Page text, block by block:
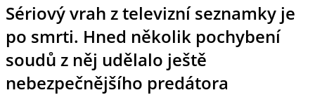
Sériový vrah z televizní seznamky je
po smrti. Hned několik pochybení
soudů z něj udělalo ještě
nebezpečnějšího predátora